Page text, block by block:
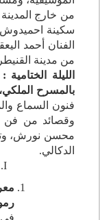
من خارج المدينة
سكينة
الفنان أحمد
من مدينة
بالمسرح الملكي،
فنون السماع
وقصائد من فن
محسن نورش،
الدكالي.